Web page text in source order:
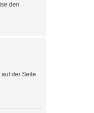
den
der Seite